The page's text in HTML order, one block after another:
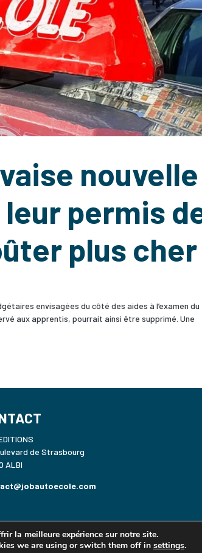
nouvelle
permis
plus cher
envisagées du côté des aides à l’examen du
aux apprentis, pourrait ainsi être supprimé. Une
de Strasbourg
ALBI
| Designwww.belusage.fr
la meilleure expérience sur notre site.
we are using or switch them off in settings.